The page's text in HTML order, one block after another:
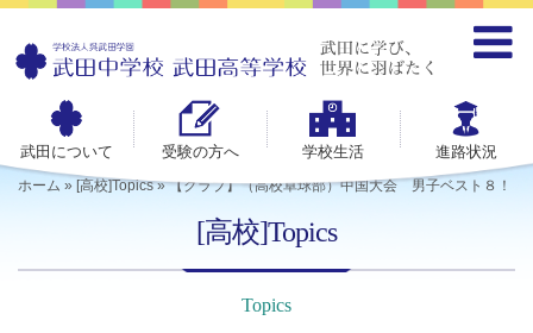
武田について 受験の方へ 学校生活 進路状況
ホーム » [高校]Topics»【クラブ】（高校卓球部）中国大会 男子ベスト８！
[高校]Topics
Topics